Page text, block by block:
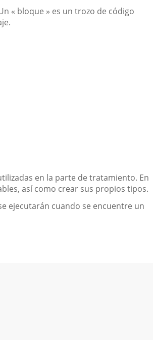
« bloque » es un trozo de código
en la parte de tratamiento. En
así como crear sus propios tipos.
ejecutarán cuando se encuentre un